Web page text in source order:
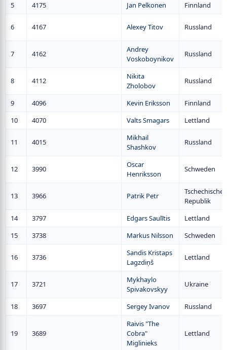
5
4175 Jan Pelkonen Finnland
6 4167 Alexey Titov Russland
7 4162
Andrey
Voskoboynikov
Russland
8 4112
Nikita
Zholobov
Russland
9 4096 Kevin Eriksson
Finnland
10
4070 Valts Smagars Lettland
11 4015
Mikhail
Shashkov
Russland
12 3990
Oscar
Henriksson
Schweden
13 3966 Patrik Petr
Tschechische
Republik
14
3797 Edgars Saulītis
Lettland
15
3738 Markus Nilsson Schweden
16 3736
Sandis Kristaps
Lagzdiņš
Lettland
17 3721
Mykhaylo
Spivakovskyy
Ukraine
18 3697 Sergey Ivanov Russland
19 3689
Raivis "The
Cobra"
Miglinieks
Lettland